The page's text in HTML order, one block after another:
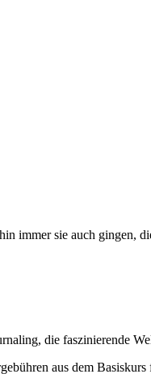
immer sie auch gingen,
die faszinierende
aus dem